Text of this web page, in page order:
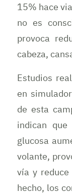
15% hace
no es
provoca
cabeza,
Estudios
en
de esta
indican
glucosa
volante,
vía y
hecho, los